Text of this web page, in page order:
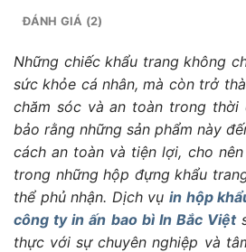
ĐÁNH GIÁ (2)
Những chiếc khẩu trang không
sức khỏe cá nhân, mà còn trở
chăm sóc và an toàn trong thời
bảo rằng những sản phẩm này
cách an toàn và tiện lợi, cho
trong những hộp đựng khẩu
thể phủ nhận. Dịch vụin hộp
công ty in ấn bao bì In Bắc Việt
thực với sự chuyên nghiệp và